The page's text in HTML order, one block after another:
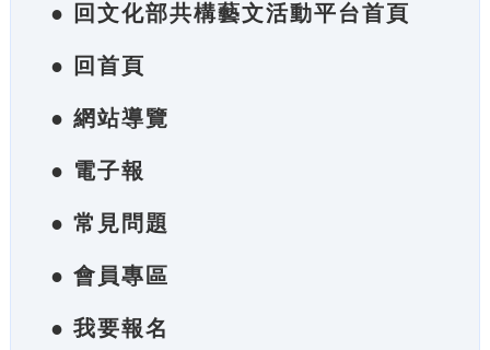
● 回文化部共構藝文活動平台首頁
● 回首頁
● 網站導覽
● 電子報
● 常見問題
● 會員專區
● 我要報名